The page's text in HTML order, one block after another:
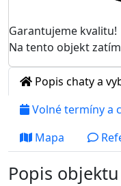
Garantujeme kvalitu!
Na tento objekt
Popis chaty a
Volné termíny a
Mapa
Popis objektu